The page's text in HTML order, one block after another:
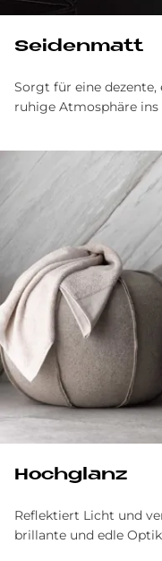
Sei­den­ma­tt
Sorgt für eine
ruhige Atmosphäre ins
Hoch­glanz
Reflektiert Licht und
brillante und edle